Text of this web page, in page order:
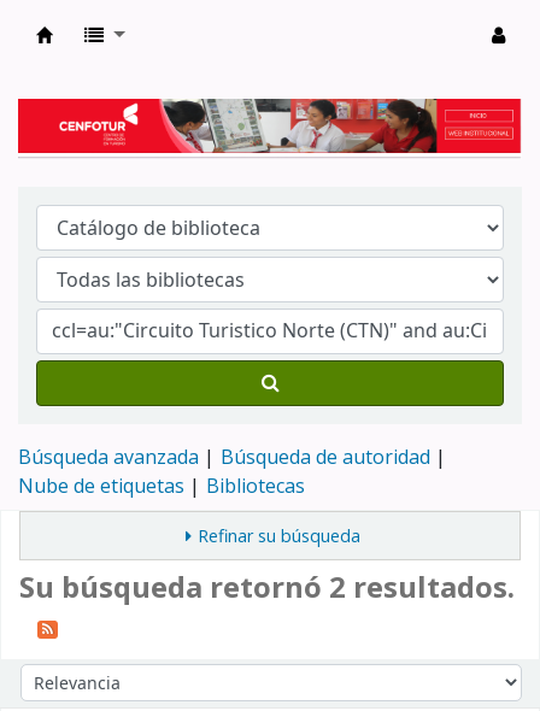
Búsqueda avanzada
Búsqueda de autoridad
Nube de etiquetas
Bibliotecas
Refinar su búsqueda
Su búsqueda retornó 2 resultados.
Ordenar por: